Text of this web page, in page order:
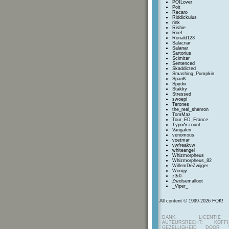
POILover
Poit
Recaro
Riddickulus
rink
Rishie
Roef
Ronald123
Salacnar
Salanar
Sartorius
Scimitar
Sentenced
Skaddicted
Smashing_Pumpkin
SpanK
Spydix
Stakky
Stressed
swoepi
Terones
the_real_shenron
TomMaz
Tour_ED_France
TypoAccount
Vangalen
venomous
voetmar
vwfreakvw
whiteangel
Whizmorpheus
Whizmorpheus_82
WillemDeZwijger
Woogy
z3r0-
Zwolsemalloot
_Viper_
All content © 1999-2026 FOK!
DANK,
AUTEURSRECHT:
GEZELLIGHEID DOOR